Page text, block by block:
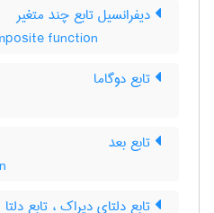
دیفرانسیل تابع چند متغیر
function
تابع دوگاما
تابع بعد
تابع دلتای دیراک ، تابع دلتا